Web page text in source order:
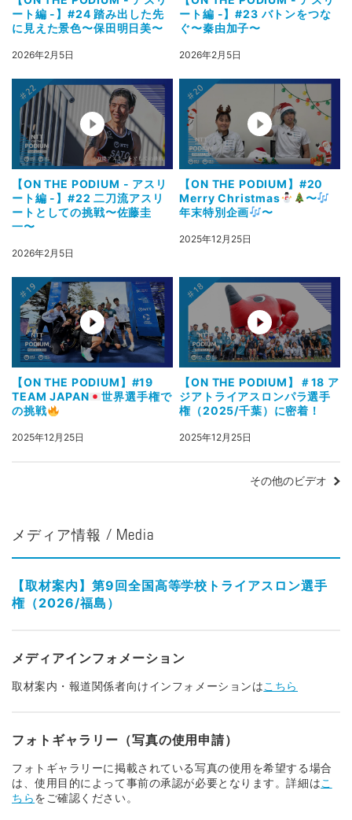
ート編 -】#24 踏み出した先
に見えた景色〜保田明日美〜
2026年2月5日
ート編 -】#23 バトンをつな
ぐ〜秦由加子〜
2026年2月5日
【ON THE PODIUM - アスリ
ート編 -】#22 二刀流アスリ
ートとしての挑戦〜佐藤圭
一〜
2026年2月5日
【ON THE PODIUM】#20
Merry Christmas
〜
年末特別企画
〜
2025年12月25日
【ON THE PODIUM】#19
TEAM JAPAN
世界選手権で
の挑戦
2025年12月25日
【ON THE PODIUM】＃18 ア
ジアトライアスロンパラ選手
権（2025/千葉）に密着！
2025年12月25日
その他のビデオ
メディア情報 / Media
【取材案内】第9回全国高等学校トライアスロン選手
権（2026/福島）
メディアインフォメーション
取材案内・報道関係者向けインフォメーションはこちら
フォトギャラリー（写真の使用申請）
フォトギャラリーに掲載されている写真の使用を希望する場合
は、使用目的によって事前の承認が必要となります。詳細はこ
ちらをご確認ください。